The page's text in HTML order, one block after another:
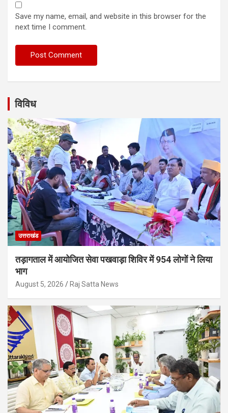
Save my name, email, and website in this browser for the
next time I comment.
विविध
उत्तराखंड
तड़ागताल में आयोजित सेवा पखवाड़ा शिविर में 954 लोगों ने लिया
भाग
August 5, 2026 Raj Satta News